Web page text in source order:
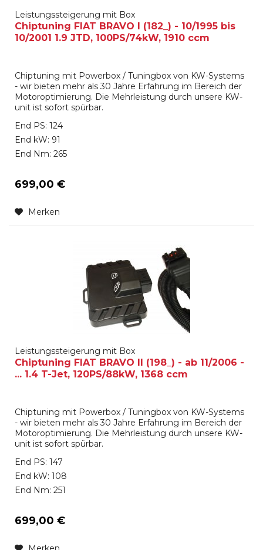
Leistungssteigerung mit Box
Chiptuning FIAT BRAVO I (182_) - 10/1995 bis
10/2001 1.9 JTD, 100PS/74kW, 1910 ccm
Chiptuning mit Powerbox / Tuningbox von KW-Systems
- wir bieten mehr als 30 Jahre Erfahrung im Bereich der
Motoroptimierung. Die Mehrleistung durch unsere KW-
unit ist sofort spürbar.
End PS: 124
End kW: 91
End Nm: 265
699,00 €
Merken
Leistungssteigerung mit Box
Chiptuning FIAT BRAVO II (198_) - ab 11/2006 -
... 1.4 T-Jet, 120PS/88kW, 1368 ccm
Chiptuning mit Powerbox / Tuningbox von KW-Systems
- wir bieten mehr als 30 Jahre Erfahrung im Bereich der
Motoroptimierung. Die Mehrleistung durch unsere KW-
unit ist sofort spürbar.
End PS: 147
End kW: 108
End Nm: 251
699,00 €